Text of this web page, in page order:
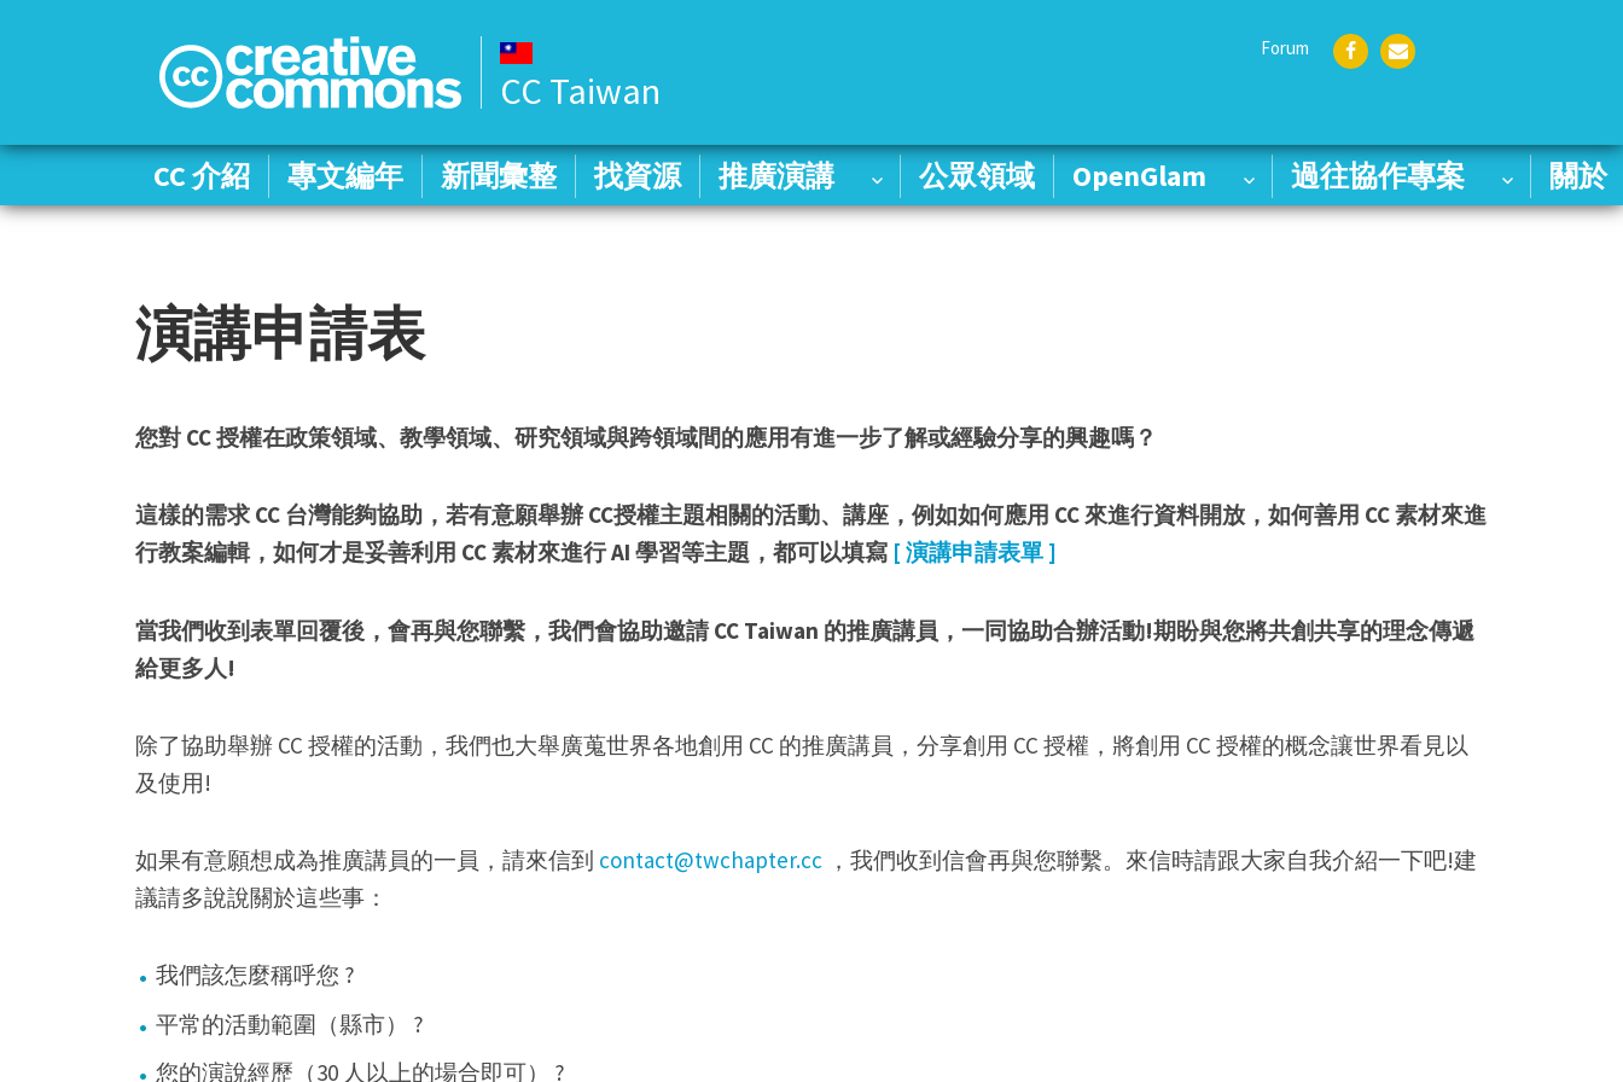
CC Taiwan
Forum
k
CC 介紹 專文編年 新聞彙整 找資源 推廣演講 公眾領域 OpenGlam 過往協作專案 關於
CC 介紹 專文編年 新聞彙整 找資源 推廣演講 公眾領域 OpenGlam 過往協作專案 關於
演講申請表
您對 CC 授權在政策領域、教學領域、研究領域與跨領域間的應用有進一步了解或經驗分享的興趣嗎？
這樣的需求 CC 台灣能夠協助，若有意願舉辦 CC授權主題相關的活動、講座，例如如何應用 CC 來進行資料開放，如何善用 CC 素材來進
行教案編輯，如何才是妥善利用 CC 素材來進行 AI 學習等主題，都可以填寫 [ 演講申請表單 ]
當我們收到表單回覆後，會再與您聯繫，我們會協助邀請 CC Taiwan 的推廣講員，一同協助合辦活動!期盼與您將共創共享的理念傳遞
給更多人!
除了協助舉辦 CC 授權的活動，我們也大舉廣蒐世界各地創用 CC 的推廣講員，分享創用 CC 授權，將創用 CC 授權的概念讓世界看見以
及使用!
如果有意願想成為推廣講員的一員，請來信到 contact@twchapter.cc ，我們收到信會再與您聯繫。來信時請跟大家自我介紹一下吧!建
議請多說說關於這些事：
我們該怎麼稱呼您 ?
平常的活動範圍（縣市） ?
您的演說經歷（30 人以上的場合即可） ?